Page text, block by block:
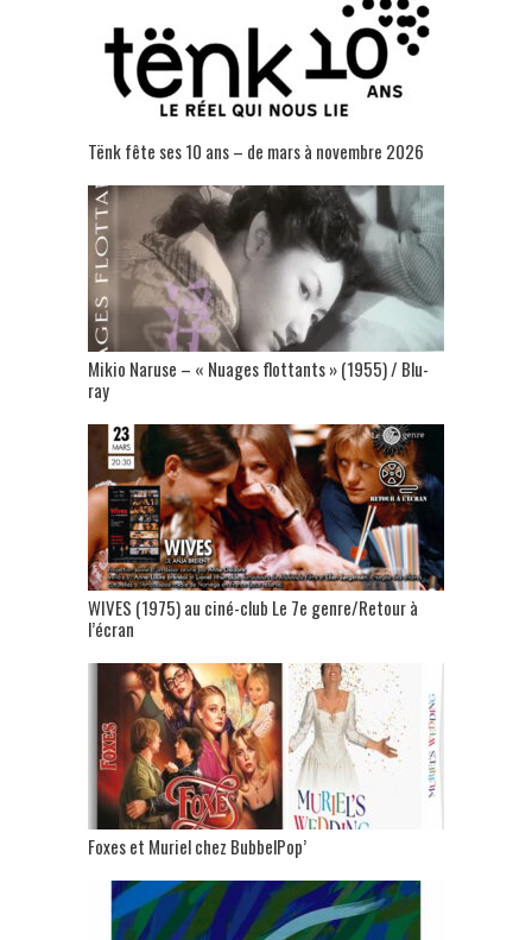
Tënk fête ses 10 ans – de mars à novembre 2026
Mikio Naruse – « Nuages flottants » (1955) / Blu-
ray
WIVES (1975) au ciné-club Le 7e genre/Retour à
l’écran
Foxes et Muriel chez BubbelPop’